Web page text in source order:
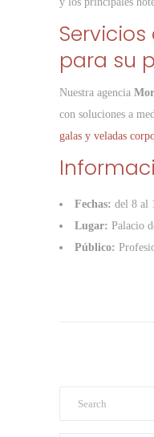
para su
Nuestra agencia
con soluciones a
galas y veladas
Fechas: del 8 al
Lugar: Palacio
Público: